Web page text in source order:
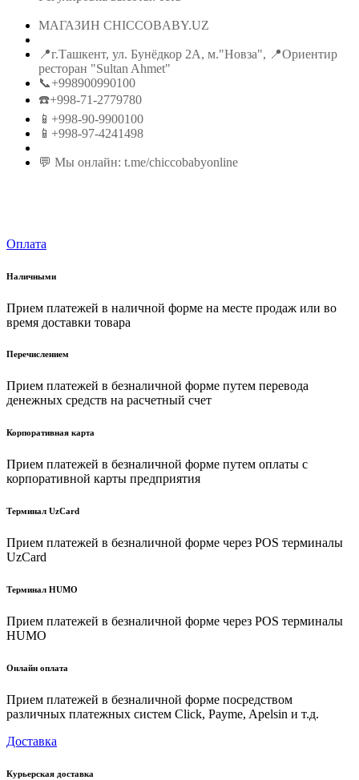
МАГАЗИН CHICCOBABY.UZ
📍г.Ташкент, ул. Бунёдкор 2А, м."Новза", 📍Ориентир
ресторан "Sultan Ahmet"
📞+998900990100
☎️+998-71-2779780
📱+998-90-9900100
📱+998-97-4241498
💬 Мы онлайн: t.me/chiccobabyonline
Оплата
Наличными
Прием платежей в наличной форме на месте продаж или во
время доставки товара
Перечислением
Прием платежей в безналичной форме путем перевода
денежных средств на расчетный счет
Корпоративная карта
Прием платежей в безналичной форме путем оплаты с
корпоративной карты предприятия
Терминал UzCard
Прием платежей в безналичной форме через POS терминалы
UzCard
Терминал HUMO
Прием платежей в безналичной форме через POS терминалы
HUMO
Онлайн оплата
Прием платежей в безналичной форме посредством
различных платежных систем Click, Payme, Apelsin и т.д.
Доставка
Курьерская доставка